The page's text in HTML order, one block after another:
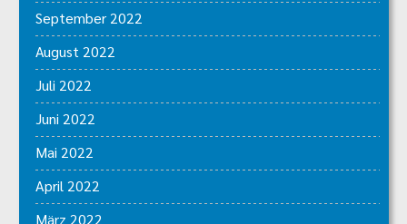
September 2022
August 2022
Juli 2022
Juni 2022
Mai 2022
April 2022
März 2022